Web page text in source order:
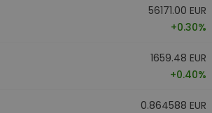
56171.00 EUR
+0.30%
1659.48 EUR
+0.40%
0.864588 EUR